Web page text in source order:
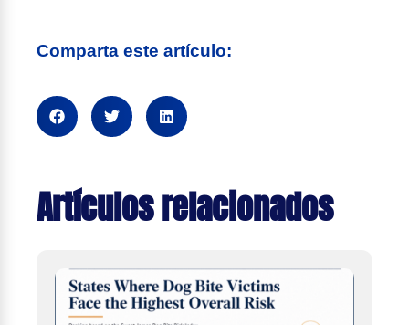
Comparta este artículo:
Artículos relacionados